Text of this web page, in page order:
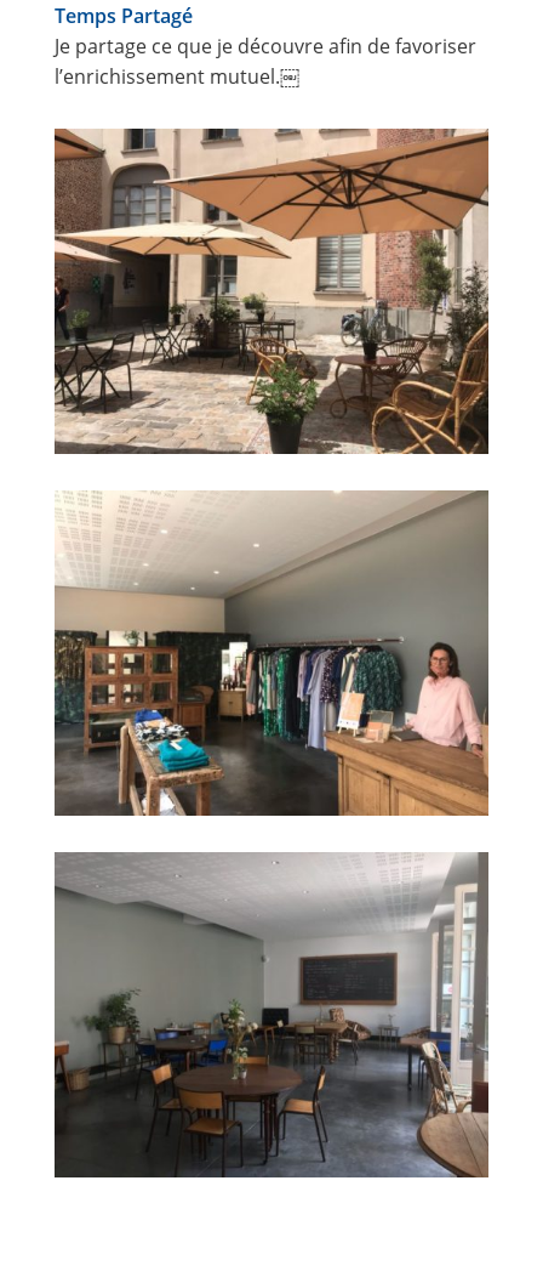
Temps Partagé
Je partage ce que je découvre afin de favoriser
l’enrichissement mutuel.￼